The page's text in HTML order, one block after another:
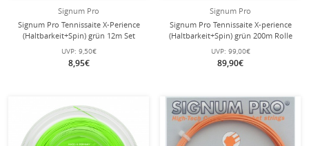
Signum Pro
Signum Pro Tennissaite X-Perience
(Haltbarkeit+Spin) grün 12m Set
UVP: 9,50€
8,95€
Signum Pro
Signum Pro Tennissaite X-perience
(Haltbarkeit+Spin) grün 200m Rolle
UVP: 99,00€
89,90€